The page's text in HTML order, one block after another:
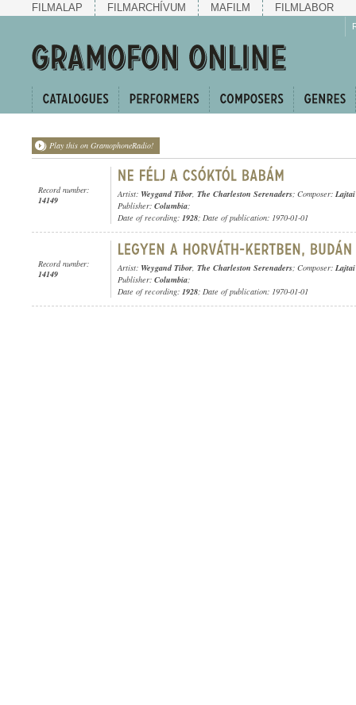
FILMALAP FILMARCHÍVUM MAFILM FILMLABOR
Play this on GramophoneRadio!
Record number:
14149
Artist: Weygand Tibor, The Charleston Serenaders; Composer:
Publisher: Columbia;
Date of recording: 1928; Date of publication: 1970-01-01
Record number:
14149
Artist: Weygand Tibor, The Charleston Serenaders; Composer:
Publisher: Columbia;
Date of recording: 1928; Date of publication: 1970-01-01